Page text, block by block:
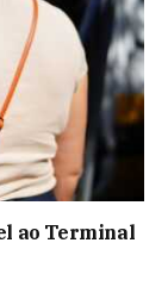
ao Terminal